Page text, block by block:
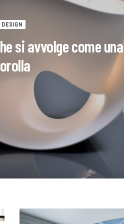
DESIGN
si avvolge come una